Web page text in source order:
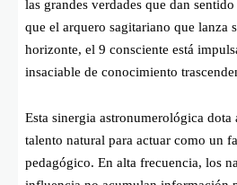
las grandes verdades que dan
que el arquero sagitariano que lanza
horizonte, el 9 consciente está
insaciable de conocimiento
Esta sinergia astronumerológica
talento natural para actuar como un
pedagógico. En alta frecuencia, los